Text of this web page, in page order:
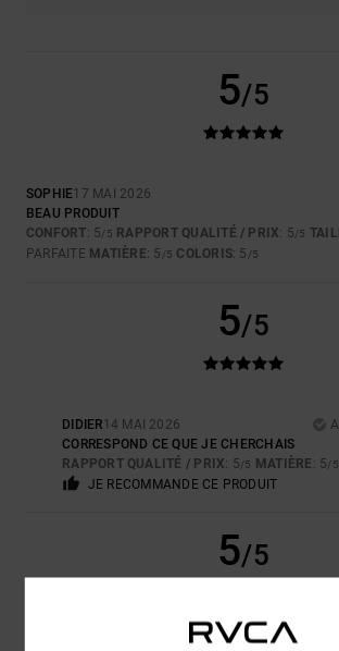
5/5
SOPHIE17 MAI 2026
BEAU PRODUIT
CONFORT: 5/5 RAPPORT QUALITÉ / PRIX: 5/5
PARFAITE MATIÈRE: 5 /5 COLORIS: 5 /5
5/5
DIDIER14 MAI 2026
CORRESPOND CE QUE JE CHERCHAIS
RAPPORT QUALITÉ / PRIX: 5/5 MATIÈRE : 5/5
JE RECOMMANDE CE PRODUIT
5/5